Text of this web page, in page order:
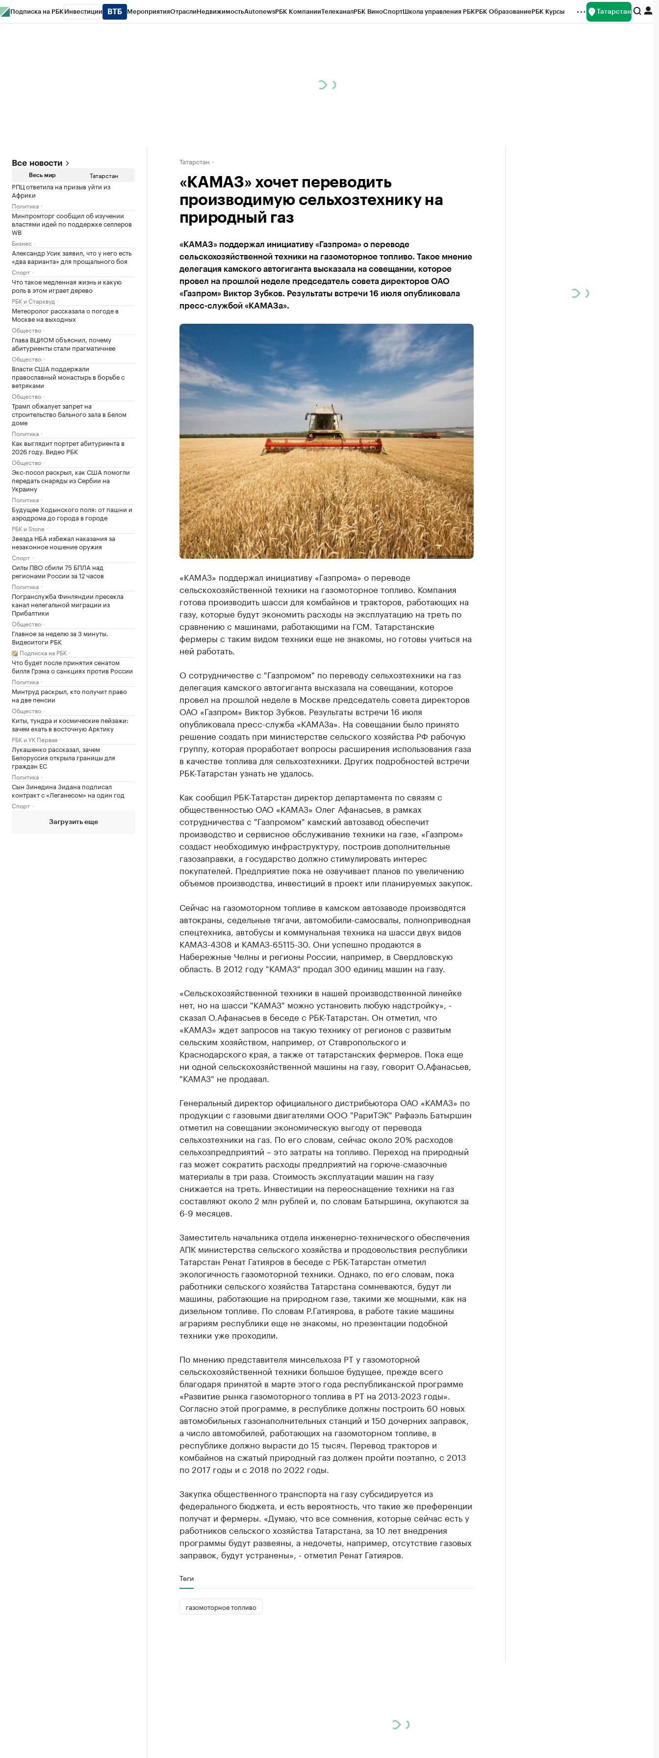
Подписка на РБК Инвестиции МероприятияОтраслиНедвижимостьAutonewsРБК КомпанииТелеканалРБК ВиноСпортШкола управления РБКРБК ОбразованиеРБК Курсы Татарстан
Все новости
Весь мир Татарстан
РПЦ ответила на призыв уйти из
Африки
Политика
Минпромторг сообщил об изучении
властями идей по поддержке селлеров
WB
Бизнес
Александр Усик заявил, что у него есть
«два варианта» для прощального боя
Спорт
Что такое медленная жизнь и какую
роль в этом играет дерево
РБК и Старквуд
Метеоролог рассказала о погоде в
Москве на выходных
Общество
Глава ВЦИОМ объяснил, почему
абитуриенты стали прагматичнее
Общество
Власти США поддержали
православный монастырь в борьбе с
ветряками
Общество
Трамп обжалует запрет на
строительство бального зала в Белом
доме
Политика
Как выглядит портрет абитуриента в
2026 году. Видео РБК
Общество
Экс-посол раскрыл, как США помогли
передать снаряды из Сербии на
Украину
Политика
Будущее Ходынского поля: от пашни и
аэродрома до города в городе
РБК и Stone
Звезда НБА избежал наказания за
незаконное ношение оружия
Спорт
Силы ПВО сбили 75 БПЛА над
регионами России за 12 часов
Политика
Погранслужба Финляндии пресекла
канал нелегальной миграции из
Прибалтики
Общество
Главное за неделю за 3 минуты.
Видеоитоги РБК
Подписка на РБК
Что будет после принятия сенатом
билля Грэма о санкциях против России
Политика
Минтруд раскрыл, кто получит право
на две пенсии
Общество
Киты, тундра и космические пейзажи:
зачем ехать в восточную Арктику
РБК и УК Первая
Лукашенко рассказал, зачем
Белоруссия открыла границы для
граждан ЕС
Политика
Сын Зинедина Зидана подписал
контракт с «Леганесом» на один год
Спорт
Загрузить еще
Татарстан
«КАМАЗ» хочет переводить
производимую сельхозтехнику на
природный газ
«КАМАЗ» поддержал инициативу «Газпрома» о переводе
сельскохозяйственной техники на газомоторное топливо. Такое мнение
делегация камского автогиганта высказала на совещании, которое
провел на прошлой неделе председатель совета директоров ОАО
«Газпром» Виктор Зубков. Результаты встречи 16 июля опубликовала
пресс-службой «КАМАЗа».
«КАМАЗ» поддержал инициативу «Газпрома» о переводе
сельскохозяйственной техники на газомоторное топливо. Компания
готова производить шасси для комбайнов и тракторов, работающих на
газу, которые будут экономить расходы на эксплуатацию на треть по
сравнению с машинами, работающими на ГСМ. Татарстанские
фермеры с таким видом техники еще не знакомы, но готовы учиться на
ней работать.
О сотрудничестве с "Газпромом" по переводу сельхозтехники на газ
делегация камского автогиганта высказала на совещании, которое
провел на прошлой неделе в Москве председатель совета директоров
ОАО «Газпром» Виктор Зубков. Результаты встречи 16 июля
опубликовала пресс-служба «КАМАЗа». На совещании было принято
решение создать при министерстве сельского хозяйства РФ рабочую
группу, которая проработает вопросы расширения использования газа
в качестве топлива для сельхозтехники. Других подробностей встречи
РБК-Татарстан узнать не удалось.
Как сообщил РБК-Татарстан директор департамента по связям с
общественностью ОАО «КАМАЗ» Олег Афанасьев, в рамках
сотрудничества с "Газпромом" камский автозавод обеспечит
производство и сервисное обслуживание техники на газе, «Газпром»
создаст необходимую инфраструктуру, построив дополнительные
газозаправки, а государство должно стимулировать интерес
покупателей. Предприятие пока не озвучивает планов по увеличению
объемов производства, инвестиций в проект или планируемых закупок.
Сейчас на газомоторном топливе в камском автозаводе производятся
автокраны, седельные тягачи, автомобили-самосвалы, полноприводная
спецтехника, автобусы и коммунальная техника на шасси двух видов
КАМАЗ-4308 и КАМАЗ-65115-30. Они успешно продаются в
Набережные Челны и регионы России, например, в Свердловскую
область. В 2012 году "КАМАЗ" продал 300 единиц машин на газу.
«Сельскохозяйственной техники в нашей производственной линейке
нет, но на шасси "КАМАЗ" можно установить любую надстройку», -
сказал О.Афанасьев в беседе с РБК-Татарстан. Он отметил, что
«КАМАЗ» ждет запросов на такую технику от регионов с развитым
сельским хозяйством, например, от Ставропольского и
Краснодарского края, а также от татарстанских фермеров. Пока еще
ни одной сельскохозяйственной машины на газу, говорит О.Афанасьев,
"КАМАЗ" не продавал.
Генеральный директор официального дистрибьютора ОАО «КАМАЗ» по
продукции с газовыми двигателями ООО "РариТЭК" Рафаэль Батыршин
отметил на совещании экономическую выгоду от перевода
сельхозтехники на газ. По его словам, сейчас около 20% расходов
сельхозпредприятий – это затраты на топливо. Переход на природный
газ может сократить расходы предприятий на горюче-смазочные
материалы в три раза. Стоимость эксплуатации машин на газу
снижается на треть. Инвестиции на переоснащение техники на газ
составляют около 2 млн рублей и, по словам Батыршина, окупаются за
6-9 месяцев.
Заместитель начальника отдела инженерно-технического обеспечения
АПК министерства сельского хозяйства и продовольствия республики
Татарстан Ренат Гатияров в беседе с РБК-Татарстан отметил
экологичность газомоторной техники. Однако, по его словам, пока
работники сельского хозяйства Татарстана сомневаются, будут ли
машины, работающие на природном газе, такими же мощными, как на
дизельном топливе. По словам Р.Гатиярова, в работе такие машины
аграриям республики еще не знакомы, но презентации подобной
техники уже проходили.
По мнению представителя минсельхоза РТ у газомоторной
сельскохозяйственной техники большое будущее, прежде всего
благодаря принятой в марте этого года республиканской программе
«Развитие рынка газомоторного топлива в РТ на 2013-2023 годы».
Согласно этой программе, в республике должны построить 60 новых
автомобильных газонаполнительных станций и 150 дочерних заправок,
а число автомобилей, работающих на газомоторном топливе, в
республике должно вырасти до 15 тысяч. Перевод тракторов и
комбайнов на сжатый природный газ должен пройти поэтапно, с 2013
по 2017 годы и с 2018 по 2022 годы.
Закупка общественного транспорта на газу субсидируется из
федерального бюджета, и есть вероятность, что такие же преференции
получат и фермеры. «Думаю, что все сомнения, которые сейчас есть у
работников сельского хозяйства Татарстана, за 10 лет внедрения
программы будут развеяны, а недочеты, например, отсутствие газовых
заправок, будут устранены», - отметил Ренат Гатияров.
Теги
газомоторное топливо